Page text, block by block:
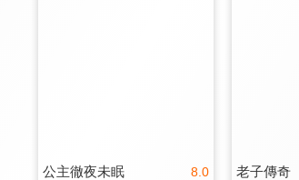
8.0
公主徹夜未眠 老子傳奇